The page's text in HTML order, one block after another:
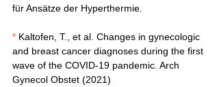
für Ansätze der Hyperthermie.
* Kaltofen, T., et al. Changes in gynecologic
and breast cancer diagnoses during the first
wave of the COVID-19 pandemic. Arch
Gynecol Obstet (2021)